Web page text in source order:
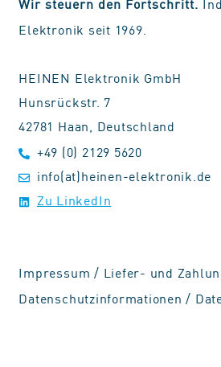
Wir steuern den Fortschritt.
Elektronik seit 1969.
HEINEN Elektronik GmbH
Hunsrückstr. 7
42781 Haan, Deutschland
+49 (0) 2129 5620
info(at)heinen-elektronik.de
Zu LinkedIn
Impressum/ Liefer- und
Datenschutzinformationen/